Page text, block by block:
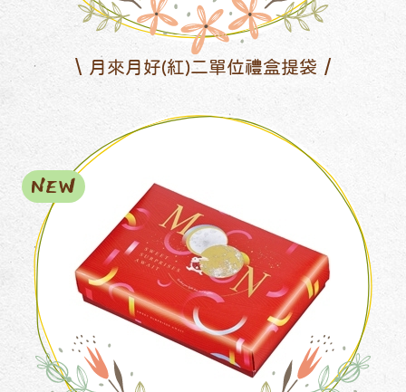
月來月好(紅)二單位禮盒提袋
NEW